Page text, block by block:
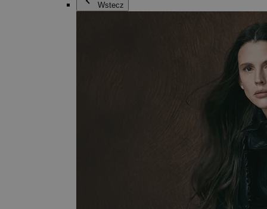
Wstecz